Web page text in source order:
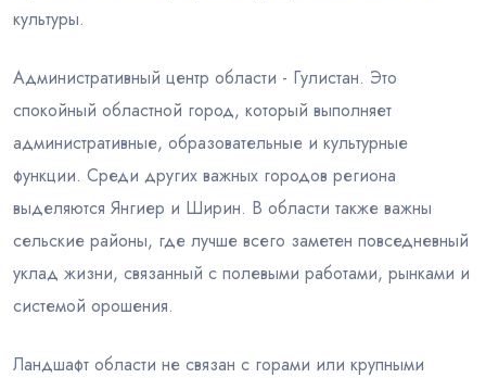
культуры.
Административный центр области - Гулистан. Это
спокойный областной город, который выполняет
административные, образовательные и культурные
функции. Среди других важных городов региона
выделяются Янгиер и Ширин. В области также важны
сельские районы, где лучше всего заметен повседневный
уклад жизни, связанный с полевыми работами, рынками и
системой орошения.
Ландшафт области не связан с горами или крупными